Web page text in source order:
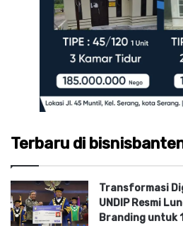
Terbaru di
Transformasi
UNDIP Resmi
Branding untuk